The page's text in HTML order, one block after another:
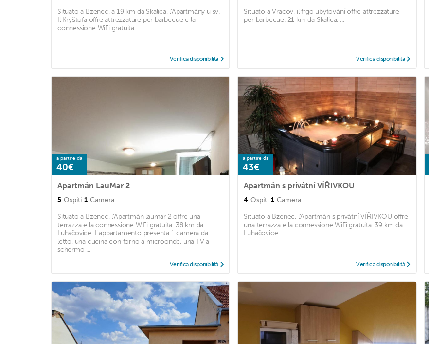
Situato a Bzenec, a 19 km da Skalica, l'Apartmány u sv.
Il Kryštofa offre attrezzature per barbecue e la
connessione WiFi gratuita. ...
Verifica disponibilità
Situato a Vracov, il frgo ubytování offre attrezzature
per barbecue. 21 km da Skalica. ...
Verifica disponibilità
a partire da
40€
Apartmán LauMar 2
5 Ospiti 1 Camera
Situato a Bzenec, l'Apartmán laumar 2 offre una
terrazza e la connessione WiFi gratuita. 38 km da
Luhačovice. L'appartamento presenta 1 camera da
letto, una cucina con forno a microonde, una TV a
schermo ...
Verifica disponibilità
a partire da
43€
Apartmán s privátní VÍŘIVKOU
4 Ospiti 1 Camera
Situato a Bzenec, l'Apartmán s privátní VÍŘIVKOU offre
una terrazza e la connessione WiFi gratuita. 39 km da
Luhačovice. ...
Verifica disponibilità